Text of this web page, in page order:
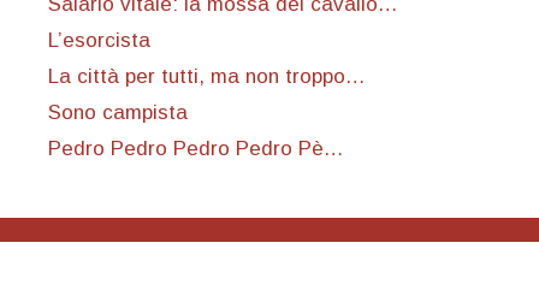
L’esorcista
La città per tutti, ma non troppo…
Sono campista
Pedro Pedro Pedro Pedro Pè…